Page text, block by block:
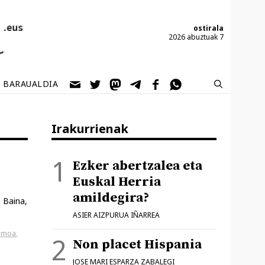
ostirala
2026 abuztuak 7
BARAUALDIA
,
Irakurrienak
Ezker abertzalea eta
Euskal Herria
amildegira?
ASIER AIZPURUA IÑARREA
Non placet Hispania
JOSE MARI ESPARZA ZABALEGI